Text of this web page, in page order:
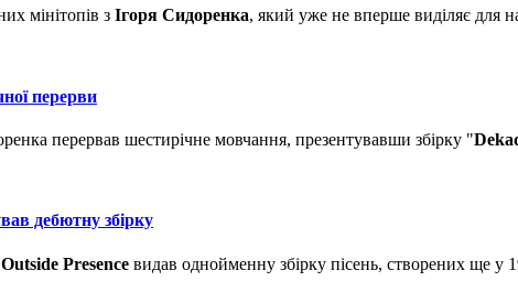
мінітопів з Ігоря Сидоренка, який уже не вперше виділяє для
перерви
перервав шестирічне мовчання, презентувавши збірку "
дебютну збірку
Outside Presence видав однойменну збірку пісень, створених ще у